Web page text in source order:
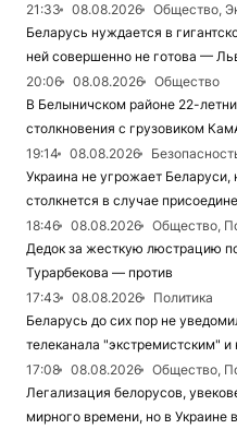
21:33
08.08.2026
Общество,
Беларусь нуждается в
ней совершенно не готова —
20:06
08.08.2026
Общество
В Белыничском районе 22-
столкновения с грузовиком
19:14
08.08.2026
Украина не угрожает
столкнется в случае
18:46
08.08.2026
Общество,
Дедок за жесткую люстрацию
Турарбекова — против
17:43
08.08.2026
Политика
Беларусь до сих пор не
телеканала "экстремистским"
17:08
08.08.2026
Общество,
Легализация белорусов,
мирного времени, но в Украине